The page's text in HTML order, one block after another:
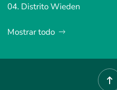
04. Distrito Wieden
Mostrar todo